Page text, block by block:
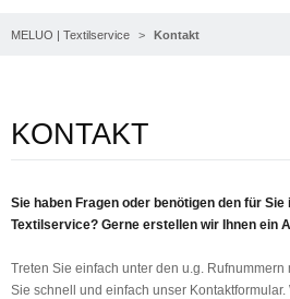
MELUO | Textilservice Kontakt
KONTAKT
Sie haben Fragen oder benötigen den für
Textilservice? Gerne erstellen wir Ihnen ein
Treten Sie einfach unter den u.g. Rufnummern
Sie schnell und einfach unser Kontaktformular.